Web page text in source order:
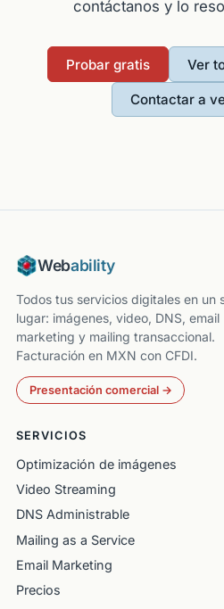
contáctanos y lo
Probar gratis Ver
Contactar a
Webability
Todos tus servicios digitales en un
lugar: imágenes, video, DNS, email
marketing y mailing transaccional.
Facturación en MXN con CFDI.
Presentación comercial →
SERVICIOS
Optimización de imágenes
Video Streaming
DNS Administrable
Mailing as a Service
Email Marketing
Precios